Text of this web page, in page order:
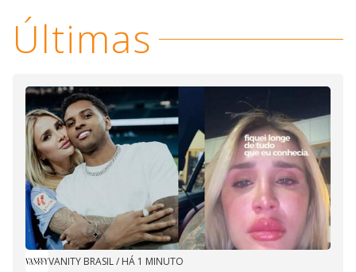
Últimas
VANITY BRASIL/ HÁ 1 MINUTO